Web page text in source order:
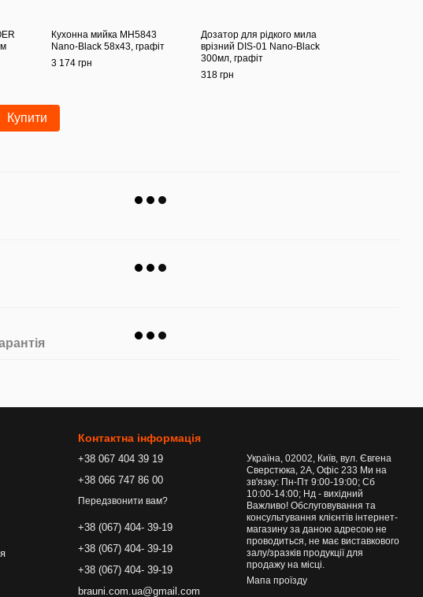
Кухонна мийка MH5843
Nano-Black 58х43, графіт
3 174 грн
Дозатор для рідкого мила
врізний DIS-01 Nano-Black
300мл, графіт
318 грн
Купити
Контактна інформація
+38 067 404 39 19
+38 066 747 86 00
Передзвонити вам?
+38 (067) 404- 39-19
+38 (067) 404- 39-19
+38 (067) 404- 39-19
brauni.com.ua@gmail.com
Україна, 02002, Київ, вул. Євгена
Сверстюка, 2А, Офіс 233 Ми на
зв'язку: Пн-Пт 9:00-19:00; Сб
10:00-14:00; Нд - вихідний
Важливо! Обслуговування та
консультування клієнтів інтернет-
магазину за даною адресою не
проводиться, не має виставкового
залу/зразків продукції для
продажу на місці.
Мапа проїзду